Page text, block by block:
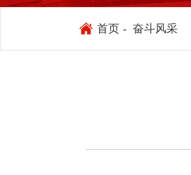
首页 - 奋斗风采